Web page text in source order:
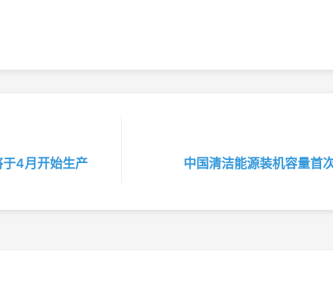
4月开始生产 中国清洁能源装机容量首